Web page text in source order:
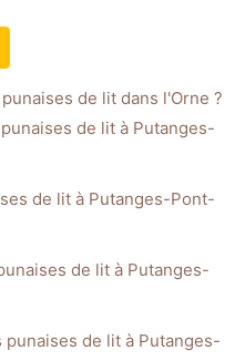
de lit dans l'Orne ?
de lit à Putanges-
de lit à Putanges-Pont-
de lit à Putanges-
de lit à Putanges-